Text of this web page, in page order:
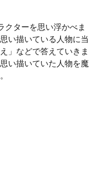
クターを思い浮かべま
い描いている人物に当
」などで答えていきま
い描いていた人物を魔